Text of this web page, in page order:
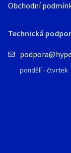
Obchodní
Technická
pondělí - čtvrtek